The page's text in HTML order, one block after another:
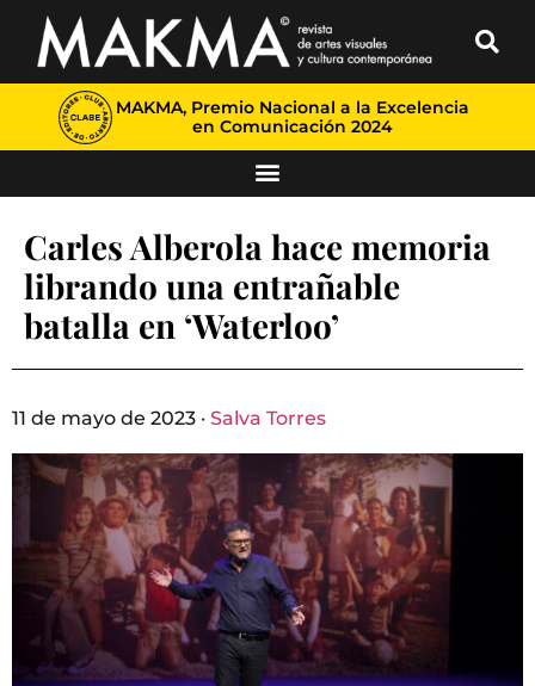
MAKMA, Premio Nacional a la Excelencia
en Comunicación 2024
Carles Alberola hace memoria
librando una entrañable
batalla en ‘Waterloo’
11 de mayo de 2023 · Salva Torres